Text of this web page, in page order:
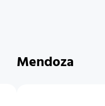
Mendoza